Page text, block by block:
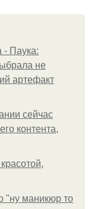
- Паука:
не
артефакт
сейчас
контента,
"ну маникюр то